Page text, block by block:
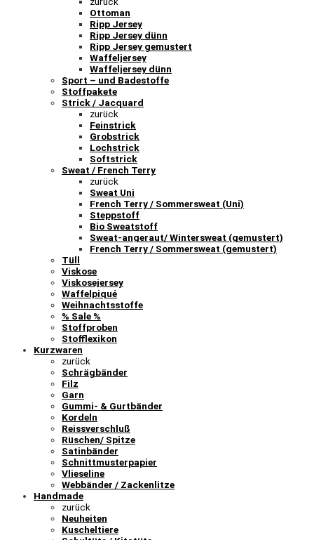
Ottoman
Ripp Jersey
Ripp Jersey dünn
Ripp Jersey gemustert
Waffeljersey
Waffeljersey dünn
Sport – und Badestoffe
Stoffpakete
Strick / Jacquard
zurück
Feinstrick
Grobstrick
Lochstrick
Softstrick
Sweat / French Terry
zurück
Sweat Uni
French Terry / Sommersweat (Uni)
Steppstoff
Bio Sweatstoff
Sweat-angeraut/ Wintersweat (gemustert)
French Terry / Sommersweat (gemustert)
Tüll
Viskose
Viskosejersey
Waffelpiqué
Weihnachtsstoffe
% Sale %
Stoffproben
Stofflexikon
Kurzwaren
zurück
Schrägbänder
Filz
Garn
Gummi- & Gurtbänder
Kordeln
Reissverschluß
Rüschen/ Spitze
Satinbänder
Schnittmusterpapier
Vlieseline
Webbänder / Zackenlitze
Handmade
zurück
Neuheiten
Kuscheltiere